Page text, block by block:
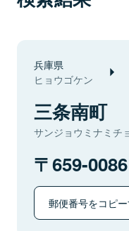
兵庫県
ヒョウゴケン
三条南町
サンジョウミナミチ
659-0086
郵便番号をコピ